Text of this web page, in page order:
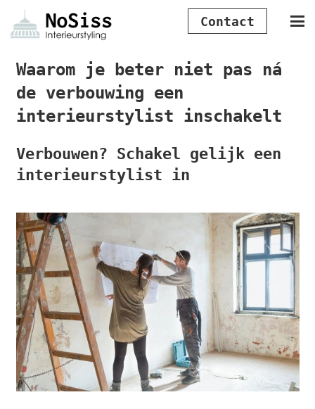
Contact
Waarom je beter niet pas ná
de verbouwing een
interieurstylist inschakelt
Verbouwen? Schakel gelijk een
interieurstylist in